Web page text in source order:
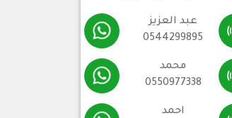
عبد العزيز
0544299895
محمد
0550977338
احمد